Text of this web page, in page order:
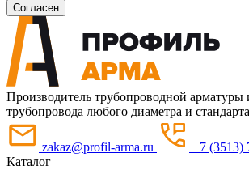
Согласен
Производитель трубопроводной арматуры
трубопровода любого диаметра и стандарта
zakaz@profil-arma.ru
+7 (3513)
Каталог